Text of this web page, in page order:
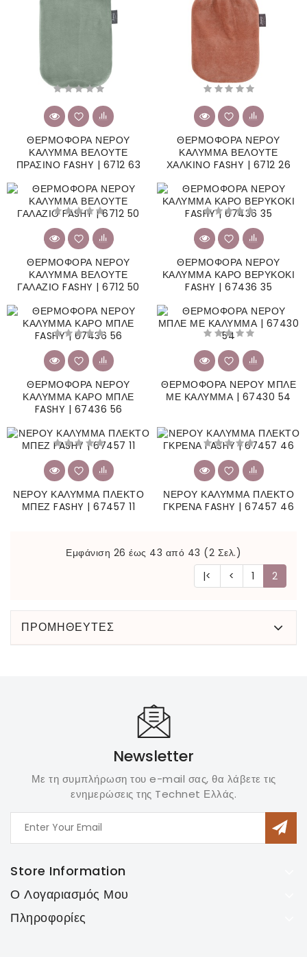
ΘΕΡΜΟΦΟΡΑ ΝΕΡΟΥ
ΚΑΛΥΜΜΑ ΒΕΛΟΥΤΕ
ΠΡΑΣΙΝΟ FASHY | 6712 63
ΘΕΡΜΟΦΟΡΑ ΝΕΡΟΥ
ΚΑΛΥΜΜΑ ΒΕΛΟΥΤΕ
ΧΑΛΚΙΝΟ FASHY | 6712 26
ΘΕΡΜΟΦΟΡΑ ΝΕΡΟΥ
ΚΑΛΥΜΜΑ ΒΕΛΟΥΤΕ
ΓΑΛΑΖΙΟ FASHY | 6712 50
ΘΕΡΜΟΦΟΡΑ ΝΕΡΟΥ
ΚΑΛΥΜΜΑ ΚΑΡΟ ΒΕΡΥΚΟΚΙ
FASHY | 67436 35
ΘΕΡΜΟΦΟΡΑ ΝΕΡΟΥ
ΚΑΛΥΜΜΑ ΚΑΡΟ ΜΠΛΕ
FASHY | 67436 56
ΘΕΡΜΟΦΟΡΑ ΝΕΡΟΥ ΜΠΛΕ
ΜΕ ΚΑΛΥΜΜΑ | 67430 54
ΝΕΡΟΥ ΚΑΛΥΜΜΑ ΠΛΕΚΤΟ
ΜΠΕΖ FASHY | 67457 11
ΝΕΡΟΥ ΚΑΛΥΜΜΑ ΠΛΕΚΤΟ
ΓΚΡΕΝΑ FASHY | 67457 46
Εμφάνιση 26 έως 43 από 43 (2 Σελ.)
|<
< 1 2
ΠΡΟΜΗΘΕΥΤΕΣ
Newsletter
Με τη συμπλήρωση του e-mail σας, θα λάβετε τις
ενημερώσεις της Technet Ελλάς.
Store Information
Ο Λογαριασμός Μου
Πληροφορίες